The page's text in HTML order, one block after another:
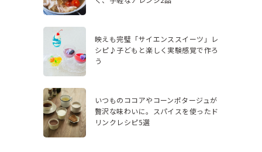
映えも完璧「サイエンススイーツ」レ
シピ♪子どもと楽しく実験感覚で作ろ
う
いつものココアやコーンポタージュが
贅沢な味わいに。スパイスを使ったド
リンクレシピ5選